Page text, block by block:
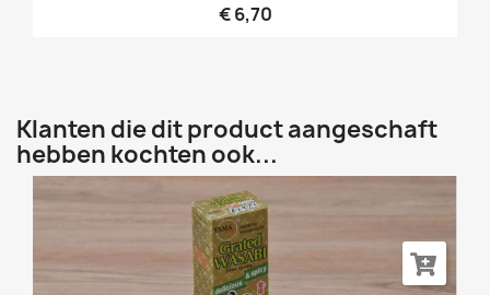
€ 6,70
Klanten die dit product aangeschaft
hebben kochten ook...